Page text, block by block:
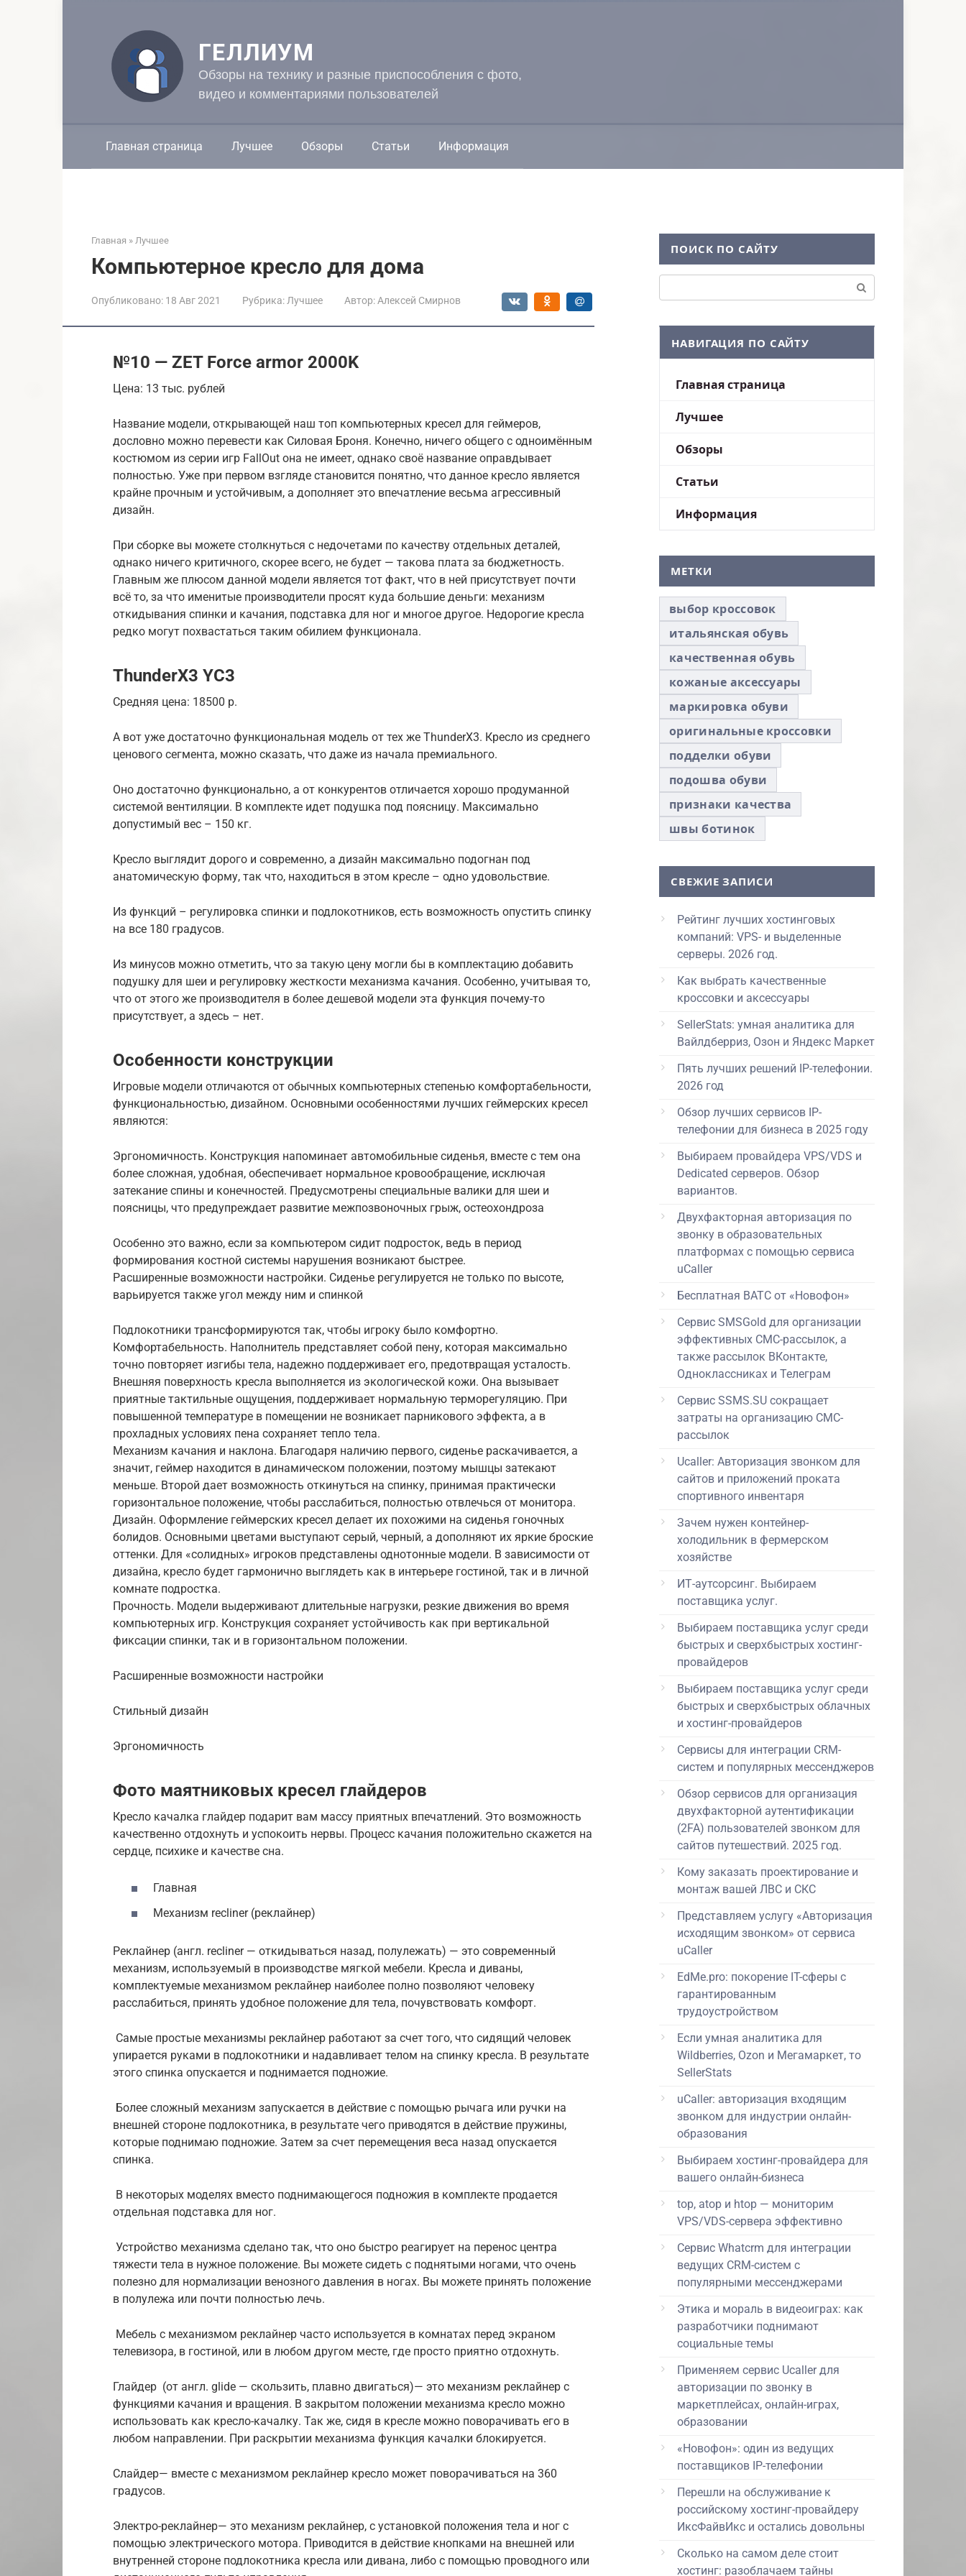
ГЕЛЛИУМ
Обзоры на технику и разные приспособления с фото,
видео и комментариями пользователей
Главная страница Лучшее Обзоры Статьи Информация
Главная » Лучшее
Компьютерное кресло для дома
Опубликовано: 18 Авг 2021 Рубрика: Лучшее Автор: Алексей Смирнов
№10 — ZET Force armor 2000K
Цена: 13 тыс. рублей
Название модели, открывающей наш топ компьютерных кресел для геймеров,
дословно можно перевести как Силовая Броня. Конечно, ничего общего с одноимённым
костюмом из серии игр FallOut она не имеет, однако своё название оправдывает
полностью. Уже при первом взгляде становится понятно, что данное кресло является
крайне прочным и устойчивым, а дополняет это впечатление весьма агрессивный
дизайн.
При сборке вы можете столкнуться с недочетами по качеству отдельных деталей,
однако ничего критичного, скорее всего, не будет — такова плата за бюджетность.
Главным же плюсом данной модели является тот факт, что в ней присутствует почти
всё то, за что именитые производители просят куда большие деньги: механизм
откидывания спинки и качания, подставка для ног и многое другое. Недорогие кресла
редко могут похвастаться таким обилием функционала.
ThunderX3 YC3
Средняя цена: 18500 р.
А вот уже достаточно функциональная модель от тех же ThunderX3. Кресло из среднего
ценового сегмента, можно сказать, что даже из начала премиального.
Оно достаточно функционально, а от конкурентов отличается хорошо продуманной
системой вентиляции. В комплекте идет подушка под поясницу. Максимально
допустимый вес – 150 кг.
Кресло выглядит дорого и современно, а дизайн максимально подогнан под
анатомическую форму, так что, находиться в этом кресле – одно удовольствие.
Из функций – регулировка спинки и подлокотников, есть возможность опустить спинку
на все 180 градусов.
Из минусов можно отметить, что за такую цену могли бы в комплектацию добавить
подушку для шеи и регулировку жесткости механизма качания. Особенно, учитывая то,
что от этого же производителя в более дешевой модели эта функция почему-то
присутствует, а здесь – нет.
Особенности конструкции
Игровые модели отличаются от обычных компьютерных степенью комфортабельности,
функциональностью, дизайном. Основными особенностями лучших геймерских кресел
являются:
Эргономичность. Конструкция напоминает автомобильные сиденья, вместе с тем она
более сложная, удобная, обеспечивает нормальное кровообращение, исключая
затекание спины и конечностей. Предусмотрены специальные валики для шеи и
поясницы, что предупреждает развитие межпозвоночных грыж, остеохондроза
Особенно это важно, если за компьютером сидит подросток, ведь в период
формирования костной системы нарушения возникают быстрее.
Расширенные возможности настройки. Сиденье регулируется не только по высоте,
варьируется также угол между ним и спинкой
Подлокотники трансформируются так, чтобы игроку было комфортно.
Комфортабельность. Наполнитель представляет собой пену, которая максимально
точно повторяет изгибы тела, надежно поддерживает его, предотвращая усталость.
Внешняя поверхность кресла выполняется из экологической кожи. Она вызывает
приятные тактильные ощущения, поддерживает нормальную терморегуляцию. При
повышенной температуре в помещении не возникает парникового эффекта, а в
прохладных условиях пена сохраняет тепло тела.
Механизм качания и наклона. Благодаря наличию первого, сиденье раскачивается, а
значит, геймер находится в динамическом положении, поэтому мышцы затекают
меньше. Второй дает возможность откинуться на спинку, принимая практически
горизонтальное положение, чтобы расслабиться, полностью отвлечься от монитора.
Дизайн. Оформление геймерских кресел делает их похожими на сиденья гоночных
болидов. Основными цветами выступают серый, черный, а дополняют их яркие броские
оттенки. Для «солидных» игроков представлены однотонные модели. В зависимости от
дизайна, кресло будет гармонично выглядеть как в интерьере гостиной, так и в личной
комнате подростка.
Прочность. Модели выдерживают длительные нагрузки, резкие движения во время
компьютерных игр. Конструкция сохраняет устойчивость как при вертикальной
фиксации спинки, так и в горизонтальном положении.
Расширенные возможности настройки
Стильный дизайн
Эргономичность
Фото маятниковых кресел глайдеров
Кресло качалка глайдер подарит вам массу приятных впечатлений. Это возможность
качественно отдохнуть и успокоить нервы. Процесс качания положительно скажется на
сердце, психике и качестве сна.
Главная
Механизм recliner (реклайнер)
Реклайнер (англ. recliner — откидываться назад, полулежать) — это современный
механизм, используемый в производстве мягкой мебели. Кресла и диваны,
комплектуемые механизмом реклайнер наиболее полно позволяют человеку
расслабиться, принять удобное положение для тела, почувствовать комфорт.
Самые простые механизмы реклайнер работают за счет того, что сидящий человек
упирается руками в подлокотники и надавливает телом на спинку кресла. В результате
этого спинка опускается и поднимается подножие.
Более сложный механизм запускается в действие с помощью рычага или ручки на
внешней стороне подлокотника, в результате чего приводятся в действие пружины,
которые поднимаю подножие. Затем за счет перемещения веса назад опускается
спинка.
В некоторых моделях вместо поднимающегося подножия в комплекте продается
отдельная подставка для ног.
Устройство механизма сделано так, что оно быстро реагирует на перенос центра
тяжести тела в нужное положение. Вы можете сидеть с поднятыми ногами, что очень
полезно для нормализации венозного давления в ногах. Вы можете принять положение
в полулежа или почти полностью лечь.
Мебель с механизмом реклайнер часто используется в комнатах перед экраном
телевизора, в гостиной, или в любом другом месте, где просто приятно отдохнуть.
Глайдер (от англ. glide — скользить, плавно двигаться)— это механизм реклайнер с
функциями качания и вращения. В закрытом положении механизма кресло можно
использовать как кресло-качалку. Так же, сидя в кресле можно поворачивать его в
любом направлении. При раскрытии механизма функция качалки блокируется.
Слайдер— вместе с механизмом реклайнер кресло может поворачиваться на 360
градусов.
Электро-реклайнер— это механизм реклайнер, с установкой положения тела и ног с
помощью электрического мотора. Приводится в действие кнопками на внешней или
внутренней стороне подлокотника кресла или дивана, либо с помощью проводного или
ПОИСК ПО САЙТУ
НАВИГАЦИЯ ПО САЙТУ
Главная страница
Лучшее
Обзоры
Статьи
Информация
МЕТКИ
выбор кроссовок
итальянская обувь
качественная обувь
кожаные аксессуары
маркировка обуви
оригинальные кроссовки
подделки обуви
подошва обуви
признаки качества
швы ботинок
СВЕЖИЕ ЗАПИСИ
Рейтинг лучших хостинговых
компаний: VPS- и выделенные
серверы. 2026 год.
Как выбрать качественные
кроссовки и аксессуары
SellerStats: умная аналитика для
Вайлдберриз, Озон и Яндекс Маркет
Пять лучших решений IP-телефонии.
2026 год
Обзор лучших сервисов IP-
телефонии для бизнеса в 2025 году
Выбираем провайдера VPS/VDS и
Dedicated серверов. Обзор
вариантов.
Двухфакторная авторизация по
звонку в образовательных
платформах с помощью сервиса
uCaller
Бесплатная ВАТС от «Новофон»
Сервис SMSGold для организации
эффективных СМС-рассылок, а
также рассылок ВКонтакте,
Одноклассниках и Телеграм
Сервис SSMS.SU сокращает
затраты на организацию СМС-
рассылок
Ucaller: Авторизация звонком для
сайтов и приложений проката
спортивного инвентаря
Зачем нужен контейнер-
холодильник в фермерском
хозяйстве
ИТ-аутсорсинг. Выбираем
поставщика услуг.
Выбираем поставщика услуг среди
быстрых и сверхбыстрых хостинг-
провайдеров
Выбираем поставщика услуг среди
быстрых и сверхбыстрых облачных
и хостинг-провайдеров
Сервисы для интеграции CRM-
систем и популярных мессенджеров
Обзор сервисов для организация
двухфакторной аутентификации
(2FA) пользователей звонком для
сайтов путешествий. 2025 год.
Кому заказать проектирование и
монтаж вашей ЛВС и СКС
Представляем услугу «Авторизация
исходящим звонком» от сервиса
uCaller
EdMe.pro: покорение IT-сферы с
гарантированным
трудоустройством
Если умная аналитика для
Wildberries, Ozon и Мегамаркет, то
SellerStats
uCaller: авторизация входящим
звонком для индустрии онлайн-
образования
Выбираем хостинг-провайдера для
вашего онлайн-бизнеса
top, atop и htop — мониторим
VPS/VDS-сервера эффективно
Сервис Whatcrm для интеграции
ведущих CRM-систем с
популярными мессенджерами
Этика и мораль в видеоиграх: как
разработчики поднимают
социальные темы
Применяем сервис Ucaller для
авторизации по звонку в
маркетплейсах, онлайн-играх,
образовании
«Новофон»: один из ведущих
поставщиков IP-телефонии
Перешли на обслуживание к
российскому хостинг-провайдеру
ИксФайвИкс и остались довольны
Сколько на самом деле стоит
хостинг: разоблачаем тайны